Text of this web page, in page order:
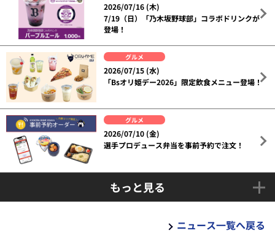
2026/07/16 (木)
7/19（日）「乃木坂野球部」コラボドリンクが
登場！
グルメ
2026/07/15 (水)
「Bsオリ姫デー2026」限定飲食メニュー登場！
グルメ
2026/07/10 (金)
選手プロデュース弁当を事前予約で注文！
もっと見る
ニュース一覧へ戻る